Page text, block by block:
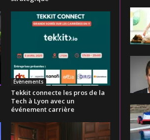
Évènements
Tekkit connecte les pros de la
Tech à Lyon avec un
événement carrière